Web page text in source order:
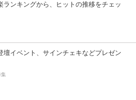
ランキングから、ヒットの推移をチェッ
壇イベント、サインチェキなどプレゼン
集